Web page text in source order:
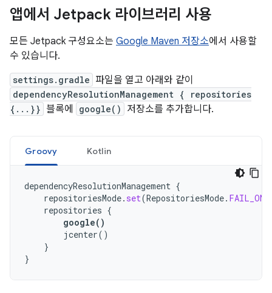
앱에서 Jetpack 라이브러리 사용
모든 Jetpack 구성요소는 Google Maven 저장소에서 사용할
수 있습니다.
settings.gradle 파일을 열고 아래와 같이
dependencyResolutionManagement { repositories
{...}} 블록에 google() 저장소를 추가합니다.
Groovy Kotlin
dependencyResolutionManagement {
repositoriesMode. set(RepositoriesMode.
repositories {
google()
jcenter()
}
}